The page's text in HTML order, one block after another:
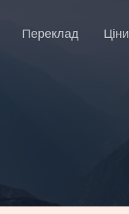
Переклад Ціни